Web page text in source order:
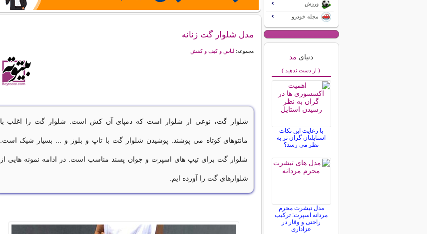
مدل شلوار گت زنانه
مجموعه: لباس و کیف و کفش
شلوار گت، نوعی از شلوار است که دمپای آن کش است. شلوار گت را اغلب با
مانتوهای کوتاه می پوشند. پوشیدن شلوار گت با تاپ و بلوز و ... بسیار شیک است.
شلوار گت برای تیپ های اسپرت و جوان پسند مناسب است. در ادامه نمونه هایی از
شلوارهای گت را آورده ایم.
ورزش
مجله خودرو
دنیای مد
( از دست ندهید )
با رعایت این نکات
استایلتان گران تر به
نظر می رسد؟
مدل تیشرت محرم
مردانه اسپرت: ترکیب
راحتی و وقار در
عزاداری